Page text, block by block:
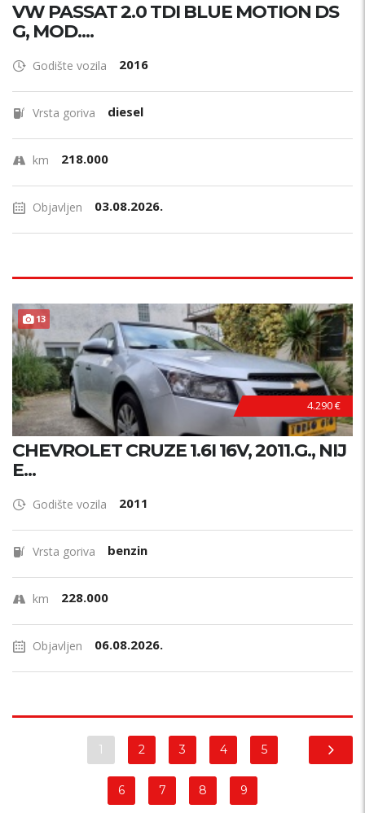
VW PASSAT 2.0 TDI BLUE MOTION DS
G, MOD....
Godište vozila 2016
Vrsta goriva diesel
km 218.000
Objavljen 03.08.2026.
13
4.290 €
CHEVROLET CRUZE 1.6I 16V, 2011.G., NIJ
E...
Godište vozila 2011
Vrsta goriva benzin
km 228.000
Objavljen 06.08.2026.
1 2 3 4 5
6 7 8 9